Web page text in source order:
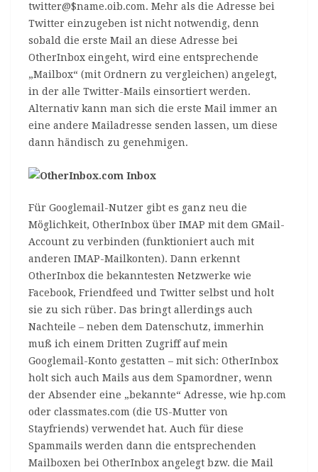
twitter@$name.oib.com. Mehr als die Adresse bei
Twitter einzugeben ist nicht notwendig, denn
sobald die erste Mail an diese Adresse bei
OtherInbox eingeht, wird eine entsprechende
„Mailbox“ (mit Ordnern zu vergleichen) angelegt,
in der alle Twitter-Mails einsortiert werden.
Alternativ kann man sich die erste Mail immer an
eine andere Mailadresse senden lassen, um diese
dann händisch zu genehmigen.
Für Googlemail-Nutzer gibt es ganz neu die
Möglichkeit, OtherInbox über IMAP mit dem GMail-
Account zu verbinden (funktioniert auch mit
anderen IMAP-Mailkonten). Dann erkennt
OtherInbox die bekanntesten Netzwerke wie
Facebook, Friendfeed und Twitter selbst und holt
sie zu sich rüber. Das bringt allerdings auch
Nachteile – neben dem Datenschutz, immerhin
muß ich einem Dritten Zugriff auf mein
Googlemail-Konto gestatten – mit sich: OtherInbox
holt sich auch Mails aus dem Spamordner, wenn
der Absender eine „bekannte“ Adresse, wie hp.com
oder classmates.com (die US-Mutter von
Stayfriends) verwendet hat. Auch für diese
Spammails werden dann die entsprechenden
Mailboxen bei OtherInbox angelegt bzw. die Mail